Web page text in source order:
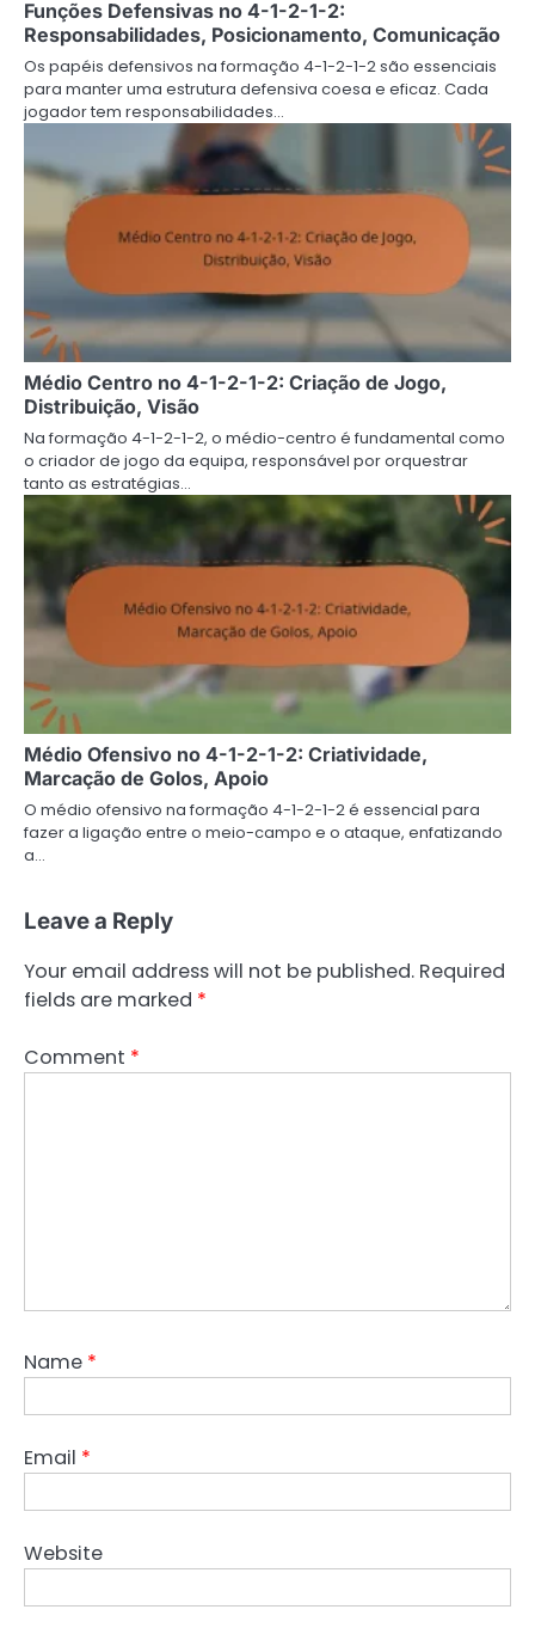
Funções Defensivas no 4-1-2-1-2:
Responsabilidades, Posicionamento, Comunicação
Os papéis defensivos na formação 4-1-2-1-2 são essenciais
para manter uma estrutura defensiva coesa e eficaz. Cada
jogador tem responsabilidades…
Médio Centro no 4-1-2-1-2: Criação de Jogo,
Distribuição, Visão
Na formação 4-1-2-1-2, o médio-centro é fundamental como
o criador de jogo da equipa, responsável por orquestrar
tanto as estratégias…
Médio Ofensivo no 4-1-2-1-2: Criatividade,
Marcação de Golos, Apoio
O médio ofensivo na formação 4-1-2-1-2 é essencial para
fazer a ligação entre o meio-campo e o ataque, enfatizando
a…
Leave a Reply
Your email address will not be published. Required
fields are marked *
Comment *
Name *
Email *
Website